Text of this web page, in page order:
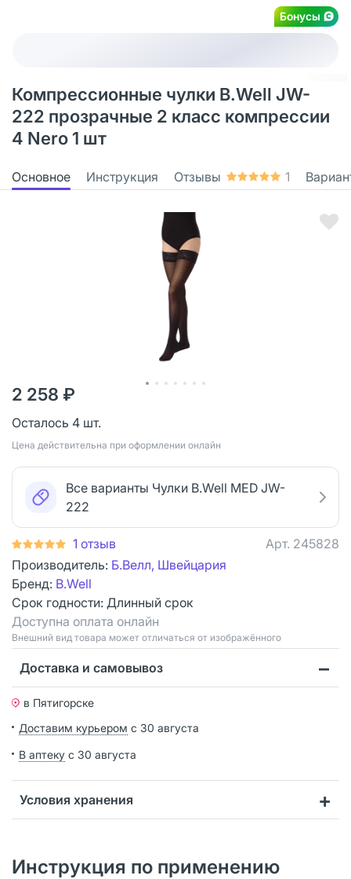
Бонусы
Компрессионные чулки B.Well JW-
222 прозрачные 2 класс компрессии
4 Nero 1 шт
Основное Инструкция Отзывы 1
2 258 ₽
Осталось 4 шт.
Цена действительна при оформлении онлайн
Все варианты Чулки B.Well MED JW-
222
1 отзыв Арт. 245828
Производитель: Б.Велл, Швейцария
Бренд: B.Well
Срок годности: Длинный срок
Доступна оплата онлайн
Bнешний вид товара может отличаться от изображённого
Доставка и самовывоз
в Пятигорске
Доставим курьером с 30 августа
В аптеку с 30 августа
Условия хранения
Инструкция по применению